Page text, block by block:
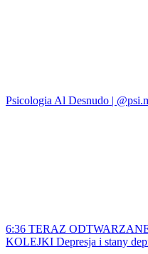
Psicologia Al Desnudo |
6:36 TERAZ
KOLEJKI Depresja i stany